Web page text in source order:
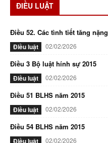
ĐIỀU LUẬT
Điều 52. Các tình tiết tăng
Điều luật 02/02/2026
Điều 3 Bộ luật hính sự 2015
Điều luật 02/02/2026
Điều 51 BLHS năm 2015
Điều luật 02/02/2026
Điều 54 BLHS năm 2015
Điều luật 02/02/2026